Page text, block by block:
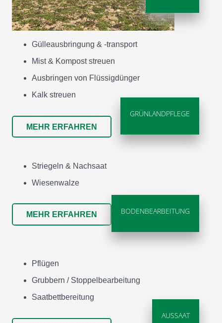
Gülleausbringung & -transport
Mist & Kompost streuen
Ausbringen von Flüssigdünger
Kalk streuen
MEHR ERFAHREN
GRÜNLANDPFLEGE
Striegeln & Nachsaat
Wiesenwalze
MEHR ERFAHREN BODENBEARBEITUNG
Pflügen
Grubbern / Stoppelbearbeitung
Saatbettbereitung
AUSSAAT